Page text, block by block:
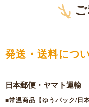
発送・送料につ
日本郵便・ヤマト運輸
■常温商品【ゆうパック/日本